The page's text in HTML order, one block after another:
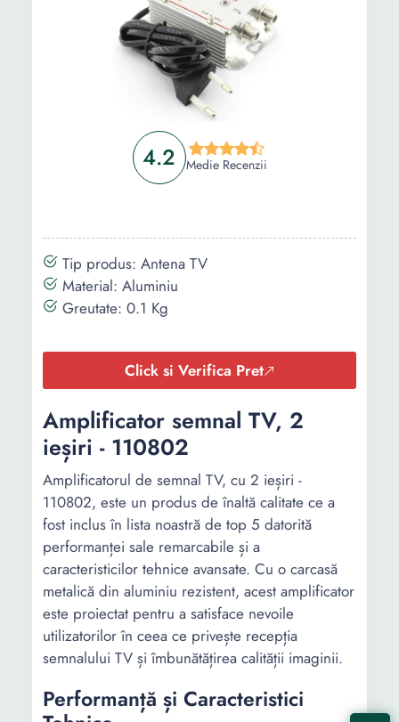
4.2 Medie Recenzii
Tip produs: Antena TV
Material: Aluminiu
Greutate: 0.1 Kg
Click si Verifica Pret
Amplificator semnal TV, 2
ieșiri - 110802
Amplificatorul de semnal TV, cu 2 ieșiri -
110802, este un produs de înaltă calitate ce a
fost inclus în lista noastră de top 5 datorită
performanței sale remarcabile și a
caracteristicilor tehnice avansate. Cu o carcasă
metalică din aluminiu rezistent, acest amplificator
este proiectat pentru a satisface nevoile
utilizatorilor în ceea ce privește recepția
semnalului TV și îmbunătățirea calității imaginii.
Performanță și Caracteristici